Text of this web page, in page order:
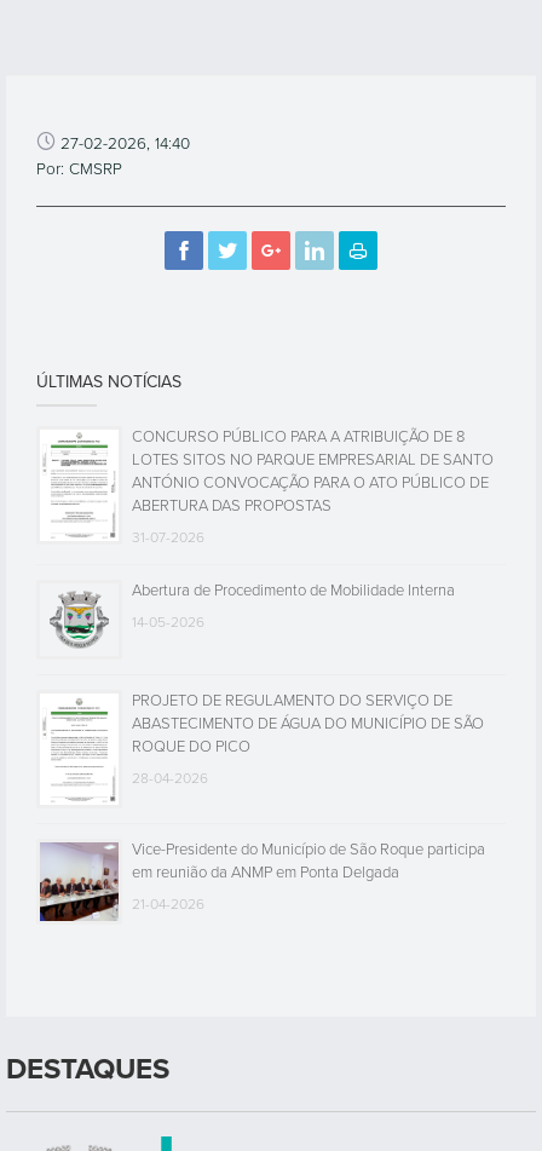
27-02-2026, 14:40
Por: CMSRP
ÚLTIMAS NOTÍCIAS
CONCURSO PÚBLICO PARA A ATRIBUIÇÃO DE 8
LOTES SITOS NO PARQUE EMPRESARIAL DE SANTO
ANTÓNIO CONVOCAÇÃO PARA O ATO PÚBLICO DE
ABERTURA DAS PROPOSTAS
31-07-2026
Abertura de Procedimento de Mobilidade Interna
14-05-2026
PROJETO DE REGULAMENTO DO SERVIÇO DE
ABASTECIMENTO DE ÁGUA DO MUNICÍPIO DE SÃO
ROQUE DO PICO
28-04-2026
Vice-Presidente do Município de São Roque participa
em reunião da ANMP em Ponta Delgada
21-04-2026
DESTAQUES